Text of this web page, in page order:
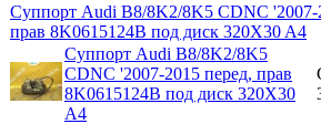
Суппорт Audi B8/8K2/8K5 CDNC '2007-
прав 8K0615124B под диск 320X30 A4
Суппорт Audi B8/8K2/8K5
CDNC '2007-2015 перед, прав
8K0615124B под диск 320X30
A4